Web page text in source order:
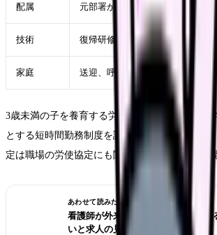
配属 元部署か異動か、業務内容、受
技術 復帰研修、電子カルテ、処置、
家庭 送迎、呼び出し、配偶者・家族
3歳未満の子を養育する労働者には、1日の所定
とする短時間勤務制度を講じる義務があります
定は職場の労使協定にも関わるため、人事に確
あわせて読みたい
看護師が外来へ転職する前に確認す
いと求人の見方